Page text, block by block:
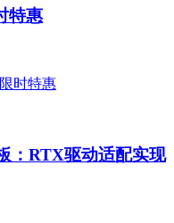
特惠
：RTX驱动适配实现